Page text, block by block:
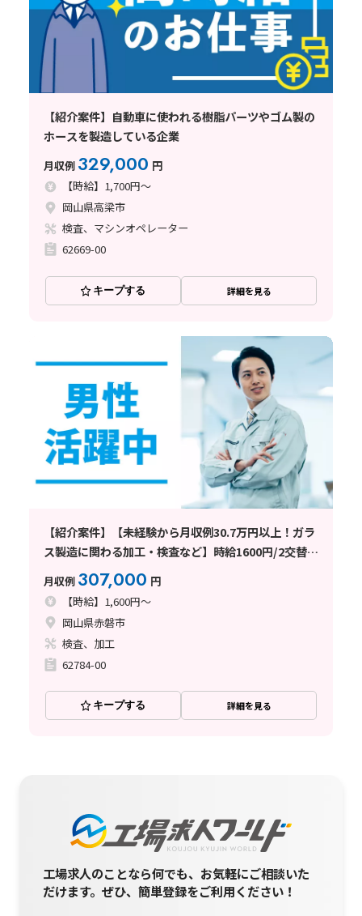
【紹介案件】自動車に使われる樹脂パーツやゴム製の
ホースを製造している企業
月収例 329,000 円
【時給】1,700円～
岡山県高梁市
検査、マシンオペレーター
62669-00
キープする 詳細を見る
【紹介案件】【未経験から月収例30.7万円以上！ガラ
ス製造に関わる加工・検査など】時給1600円/2交替/
岡山県赤磐市釣井/土日祝休み/残業少なめ/即入寮OK/
年間最大72円の定着祝金で実質寮費
月収例 307,000 円
【時給】1,600円～
岡山県赤磐市
検査、加工
62784-00
キープする 詳細を見る
工場求人のことなら何でも、お気軽にご相談いた
だけます。ぜひ、簡単登録をご利用ください！